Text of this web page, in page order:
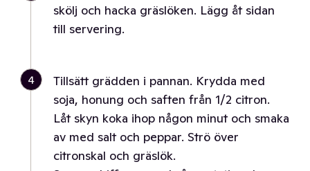
skölj och hacka gräslöken. Lägg åt sidan
till servering.
4
Tillsätt grädden i pannan. Krydda med
soja, honung och saften från 1/2 citron.
Låt skyn koka ihop någon minut och smaka
av med salt och peppar. Strö över
citronskal och gräslök.